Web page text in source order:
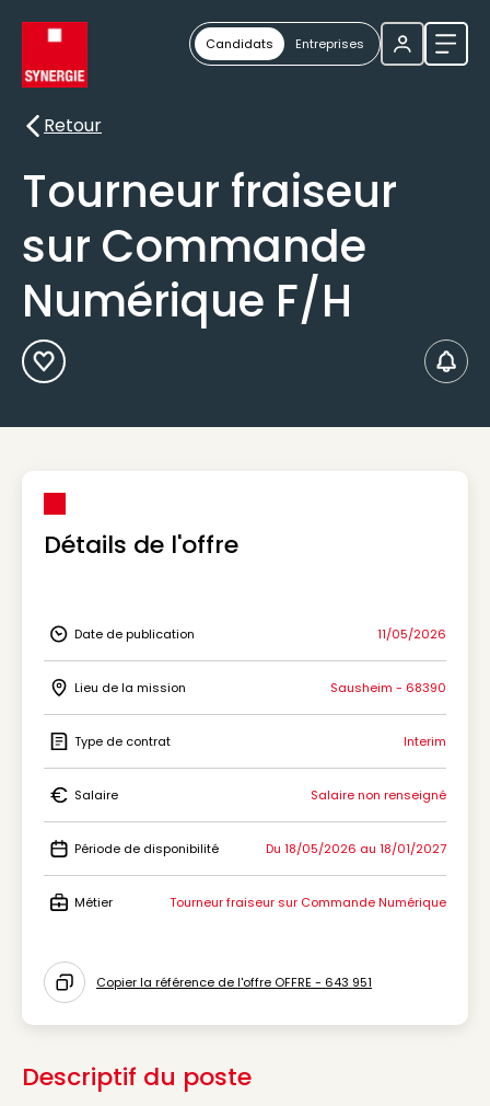
Candidats Entreprises
Retour
Retour
Tourneur fraiseur
sur Commande
Numérique F/H
Ajouter aux Favoris
Détails de l'offre
Icon Date de publication
Date de publication 11/05/2026
Icon Lieu de la mission
Lieu de la mission Sausheim - 68390
Icon Type de contrat
Type de contrat Interim
Icon Salaire
Salaire Salaire non renseigné
Icon Période de disponibilité
Période de disponibilité Du 18/05/2026 au 18/01/2027
Métier Tourneur fraiseur sur Commande Numérique
Icon copy to clipboard
Copier la référence de l'offre OFFRE - 643 951
Descriptif du poste